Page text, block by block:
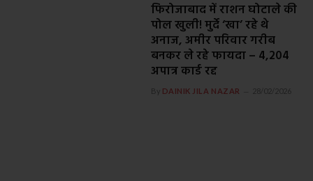
फिरोजाबाद में राशन घोटाले की
पोल खुली! मुर्दे ‘खा’ रहे थे
अनाज, अमीर परिवार गरीब
बनकर ले रहे फायदा – 4,204
अपात्र कार्ड रद्द
By DAINIK JILA NAZAR 28/02/2026